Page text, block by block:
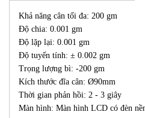
Khả năng cân tối đa: 200 gm
Độ chia: 0.001 gm
Độ lặp lại: 0.001 gm
Độ tuyến tính: ± 0.002 gm
Trọng lượng bì: -200 gm
Kích thước đĩa cân: Ø90mm
Thời gian phản hồi: 2 - 3 giây
Màn hình: Màn hình LCD có đèn